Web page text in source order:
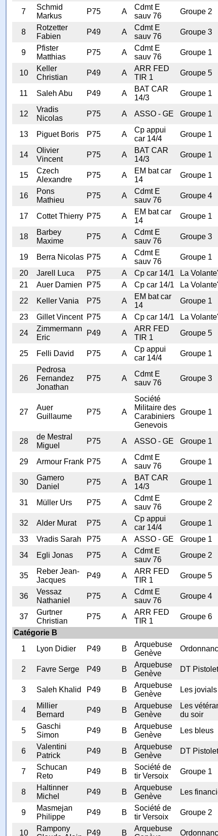
7
Schmid
Markus
P75 A
Cdmt E
sauv 76
Groupe 2
8
Rotzetter
Fabien
P49 A
Cdmt E
sauv 76
Groupe 3
9
Pfister
Matthias
P75 A
Cdmt E
sauv 76
Groupe 1
10
Keller
Christian
P49 A
ARR FED
TIR 1
Groupe 5
11 Saleh Abu P49 A
BAT CAR
14/3
Groupe 1
12
Vradis
Nicolas
P75 A ASSO - GE Groupe 1
13 Piguet Boris P75 A
Cp appui
car 14/4
Groupe 1
14
Olivier
Vincent
P75 A
BAT CAR
14/3
Groupe 1
15
Czech
Alexandre
P75 A
EM bat car
14
Groupe 1
16
Pons
Mathieu
P75 A
Cdmt E
sauv 76
Groupe 4
17 Cottet Thierry P75 A
EM bat car
14
Groupe 1
18
Barbey
Maxime
P75 A
Cdmt E
sauv 76
Groupe 3
19 Berra Nicolas P75 A
Cdmt E
sauv 76
Groupe 1
20
Jarell Luca P75 A Cp car 14/1
La
21
Auer Damien P75 A Cp car 14/1
La
22
Keller Vania P75 A
EM bat car
14
Groupe 1
23
Gillet Vincent P75 A Cp car 14/1
La
24
Zimmermann
Eric
P49 A
ARR FED
TIR 1
Groupe 5
25 Felli David P75 A
Cp appui
car 14/4
Groupe 1
26
Pedrosa
Fernandez
Jonathan
P75 A
Cdmt E
sauv 76
Groupe 3
27
Auer
Guillaume
P75 A
Société
Militaire des
Carabiniers
Genevois
Groupe 1
28
de Mestral
Miguel
P75 A ASSO - GE Groupe 1
29 Armour Frank P75 A
Cdmt E
sauv 76
Groupe 1
30
Gamero
Daniel
P75 A
BAT CAR
14/3
Groupe 1
31 Müller Urs P75 A
Cdmt E
sauv 76
Groupe 2
32 Alder Murat P75 A
Cp appui
car 14/4
Groupe 1
33
Vradis Sarah P75 A ASSO - GE
Groupe 1
34
Egli Jonas P75 A
Cdmt E
sauv 76
Groupe 2
35
Reber Jean-
Jacques
P49 A
ARR FED
TIR 1
Groupe 5
36
Vessaz
Nathaniel
P75 A
Cdmt E
sauv 76
Groupe 4
37
Gurtner
Christian
P75 A
ARR FED
TIR 1
Groupe 6
Catégorie B
1
Lyon Didier P49 B
Arquebuse
Genève
2 Favre Serge P49 B
Arquebuse
Genève
DT Pistolet
3 Saleh Khalid P49 B
Arquebuse
Genève
Les jovials
4
Millier
Bernard
P49 B
Arquebuse
Genève
Les
du soir
5
Gaschi
Simon
P49 B
Arquebuse
Genève
Les bleus
6
Valentini
Patrick
P49 B
Arquebuse
Genève
DT Pistolet
7
Schucan
Reto
P49 B
Société de
tir Versoix
Groupe 1
8
Haltinner
Michel
P49 B
Arquebuse
Genève
Les
9
Masmejan
Philippe
P49 B
Société de
tir Versoix
Groupe 2
10
Rampony
P49 B
Arquebuse